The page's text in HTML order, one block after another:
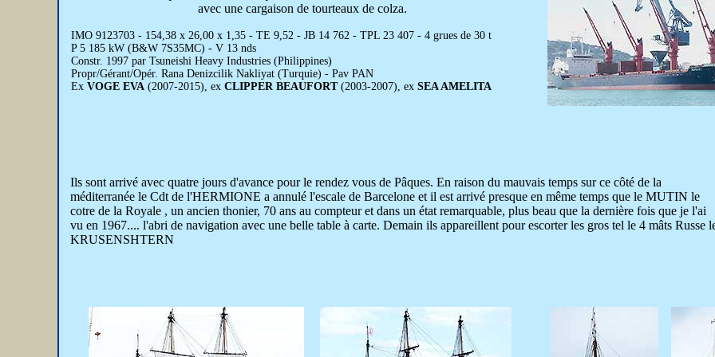
avec une cargaison de tourteaux de colza.
IMO 9123703 - 154,38 x 26,00 x 1,35 - TE 9,52 - JB 14 762 - TPL 23 407 - 4 grues de 30 t
P 5 185 kW (B&W 7S35MC) - V 13 nds
Constr. 1997 par Tsuneishi Heavy Industries (Philippines)
Propr/Gérant/Opér. Rana Denizcilik Nakliyat (Turquie) - Pav PAN
Ex VOGE EVA (2007-2015), ex CLIPPER BEAUFORT(2003-2007), ex SEA AMELITA
Ils sont arrivé avec quatre jours d'avance pour le rendez vous de Pâques. En raison du mauvais temps sur ce côté de la
méditerranée le Cdt de l'HERMIONE a annulé l'escale de Barcelone et il est arrivé presque en même temps que le MUTIN le
cotre de la Royale , un ancien thonier, 70 ans au compteur et dans un état remarquable, plus beau que la dernière fois que je l'ai
vu en 1967.... l'abri de navigation avec une belle table à carte. Demain ils appareillent pour escorter les gros tel le 4 mâts Russe
KRUSENSHTERN